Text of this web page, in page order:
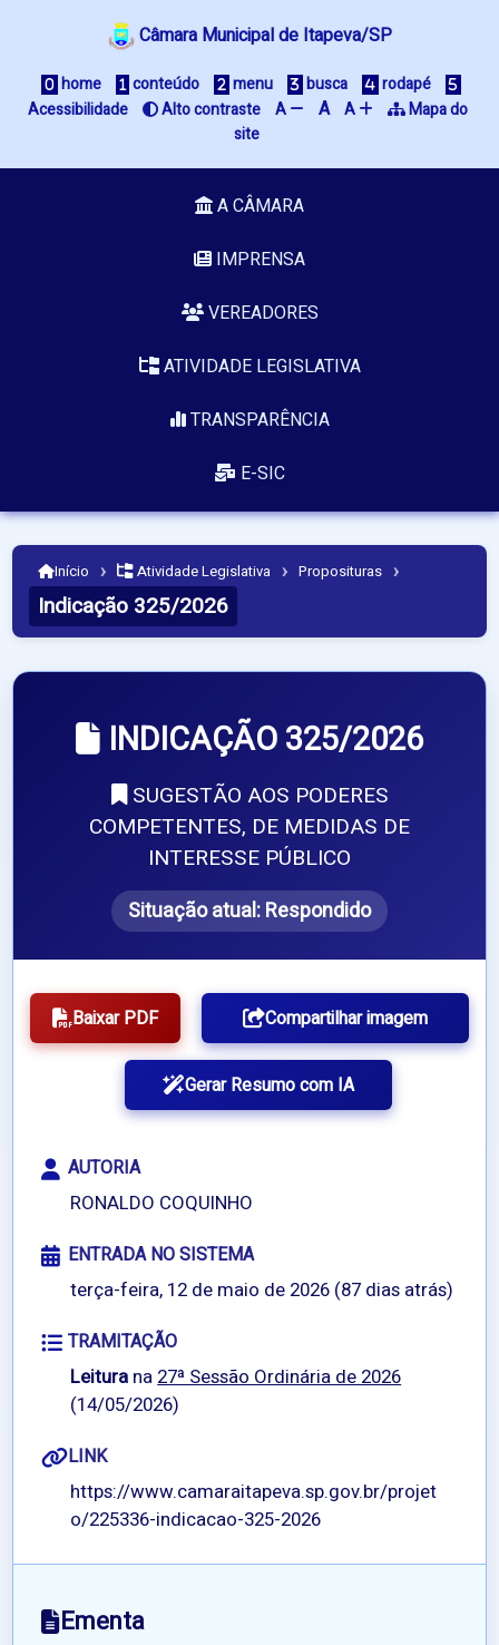
Câmara Municipal de Itapeva/SP
home conteúdo menu busca
rodapé
Acessibilidade
Alto contraste A A A
Mapa do
site
A CÂMARA
IMPRENSA
VEREADORES
ATIVIDADE LEGISLATIVA
TRANSPARÊNCIA
E-SIC
Início › Atividade Legislativa › Proposituras ›
Indicação 325/2026
INDICAÇÃO 325/2026
SUGESTÃO AOS PODERES
COMPETENTES, DE MEDIDAS DE
INTERESSE PÚBLICO
Situação atual:Respondido
Baixar PDF Compartilhar imagem
Gerar Resumo com IA
AUTORIA
RONALDO COQUINHO
ENTRADA NO SISTEMA
terça-feira, 12 de maio de 2026 (87 dias atrás)
TRAMITAÇÃO
Leitura na27ª Sessão Ordinária de 2026
(14/05/2026)
LINK
https://www.camaraitapeva.sp.gov.br/projet
o/225336-indicacao-325-2026
Ementa